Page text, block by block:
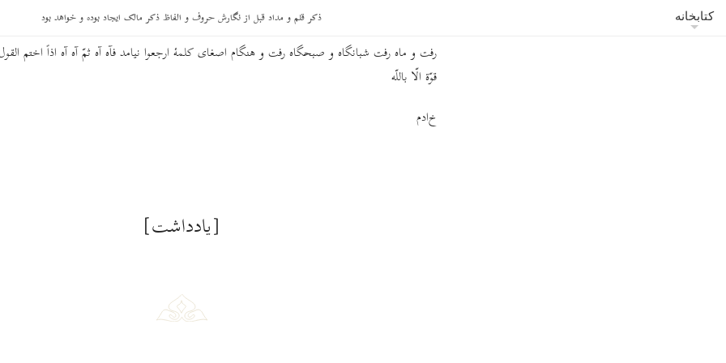
کتابخانه ذکر قلم و مداد قبل از نگارش حروف و الفاظ ذکر مالک ایجاد بوده و خواهد بود
چه زودتر آئی دیر است و هر چه پیشتر آئی دور سرمست بادۀ طهور میگوید وقت از دست رفت فرصت از
رفت و ماه رفت شبانگاه و صبحگاه رفت و هنگام اصغای کلمۀ ارجعوا نیامد فآه آه ثمّ آه آه اذاً اختم
قوّة الّا باللّه
خ‌ادم
[یادداشت]